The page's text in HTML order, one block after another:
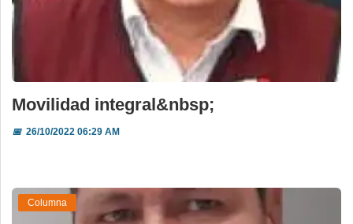
Movilidad integral&nbsp;
📅26/10/2022 06:29 AM
Columna